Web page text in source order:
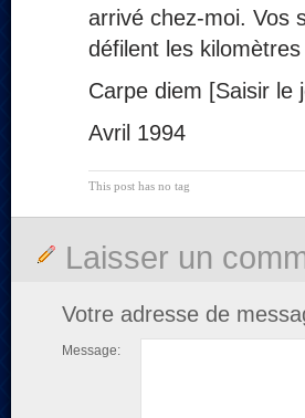
arrivé chez-moi. Vos
défilent les
Carpe diem [Saisir le
Avril 1994
This post has no tag
Laisser un
Votre adresse de
Message: